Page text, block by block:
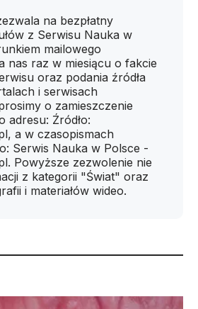
na bezpłatny
z Serwisu Nauka w
mailowego
nas raz w miesiącu o fakcie
oraz podania źródła
i serwisach
o zamieszczenie
adresu: Źródło:
a w czasopismach
Serwis Nauka w Polsce -
Powyższe zezwolenie nie
z kategorii "Świat" oraz
i materiałów wideo.